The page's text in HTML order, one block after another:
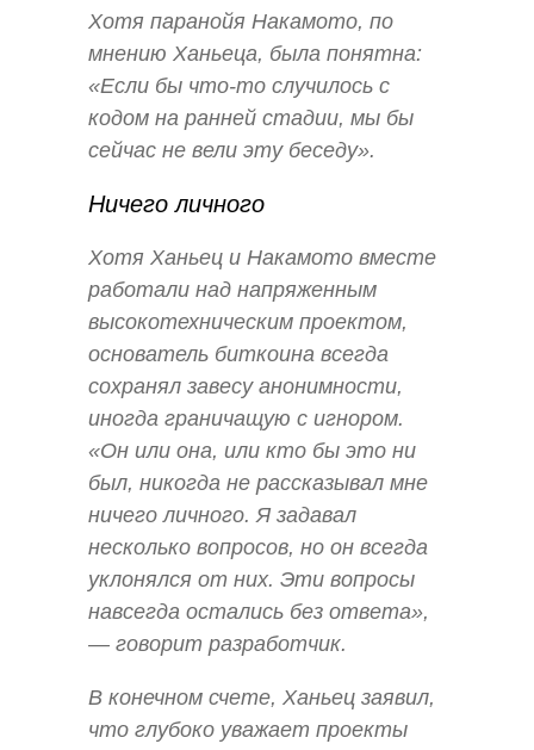
Хотя паранойя Накамото, по
мнению Ханьеца, была понятна:
«Если бы что-то случилось с
кодом на ранней стадии, мы бы
сейчас не вели эту беседу».
Ничего личного
Хотя Ханьец и Накамото вместе
работали над напряженным
высокотехническим проектом,
основатель биткоина всегда
сохранял завесу анонимности,
иногда граничащую с игнором.
«Он или она, или кто бы это ни
был, никогда не рассказывал мне
ничего личного. Я задавал
несколько вопросов, но он всегда
уклонялся от них. Эти вопросы
навсегда остались без ответа»,
— говорит разработчик.
В конечном счете, Ханьец заявил,
что глубоко уважает проекты